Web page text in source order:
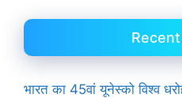
भारत का 45वां यूनेस्को विश्व